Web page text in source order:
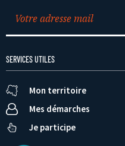
SERVICES UTILES
Mon territoire
Mes démarches
Je participe